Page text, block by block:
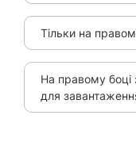
Тільки на
На правому боці
для